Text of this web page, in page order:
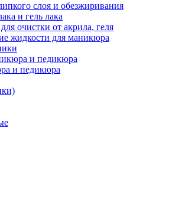
слоя и обезжиривания
и гель лака
очистки от акрила, геля
жидкости для маникюра
и педикюра
и педикюра